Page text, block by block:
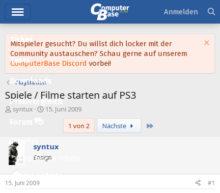
Ticker
Tests
Downloads
Preisvergleich
Aktuelles
Empfohlene Inhalte
Neue Beiträge
Anmelden
Mitspieler gesucht? Du willst dich locker mit der
Community austauschen? Schau gerne auf unserem
ComputerBase Discord vorbei!
PlayStation
Spiele / Filme starten auf PS3
E
e
l
l
e
syntux
E
e
l
m
15. Juni 2009
1 von 2
Nächste
syntux
Ensign
15. Juni 2009 #1